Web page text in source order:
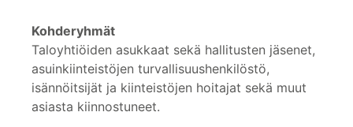
Kohderyhmät
Taloyhtiöiden asukkaat sekä hallitusten jäsenet,
asuinkiinteistöjen turvallisuushenkilöstö,
isännöitsijät ja kiinteistöjen hoitajat sekä muut
asiasta kiinnostuneet.